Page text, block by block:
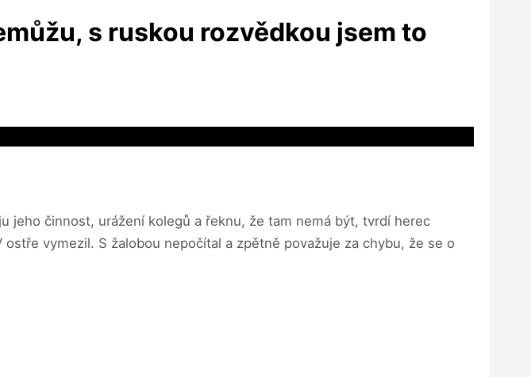
s ruskou rozvědkou jsem to
jeho činnost, urážení kolegů a řeknu, že tam nemá být, tvrdí herec
vymezil. S žalobou nepočítal a zpětně považuje za chybu, že se o